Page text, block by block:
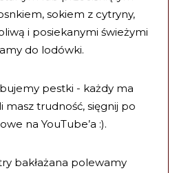
sokiem z cytryny,
i posiekanymi świeżymi
do lodówki.
pestki - każdy ma
masz trudność, sięgnij po
na YouTube’a :).
bakłażana polewamy